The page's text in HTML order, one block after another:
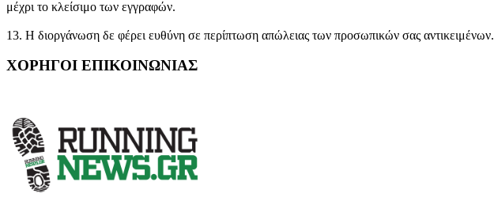
μέχρι το κλείσιμο των εγγραφών.
13. Η διοργάνωση δε φέρει ευθύνη σε περίπτωση απώλειας των προσωπικών σας αντικειμένων.
ΧΟΡΗΓΟΙ ΕΠΙΚΟΙΝΩΝΙΑΣ